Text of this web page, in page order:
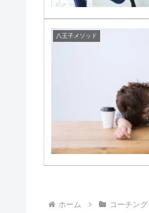
八王子メソッド
ホーム コーチング